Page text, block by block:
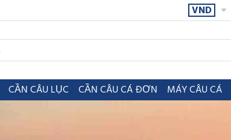
VND
CẦN CÂU LỤC CẦN CÂU CÁ ĐƠN MÁY CÂU CÁ